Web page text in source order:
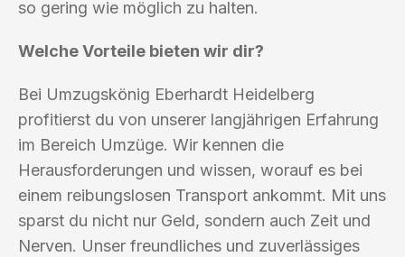
so gering wie möglich zu halten.
Welche Vorteile bieten wir dir?
Bei Umzugskönig Eberhardt Heidelberg
profitierst du von unserer langjährigen Erfahrung
im Bereich Umzüge. Wir kennen die
Herausforderungen und wissen, worauf es bei
einem reibungslosen Transport ankommt. Mit uns
sparst du nicht nur Geld, sondern auch Zeit und
Nerven. Unser freundliches und zuverlässiges